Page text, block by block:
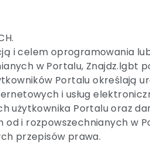
i celem oprogramowania
w Portalu, Znajdz.lgbt
Portalu określają
i usług
użytkownika Portalu oraz
i rozpowszechnianych w
przepisów prawa.